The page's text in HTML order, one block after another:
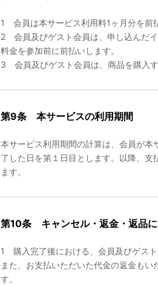
1 会員は本サービス利用料1ヶ月分を前
2 会員及びゲスト会員は、申し込んだ
料金を参加前に前払いします。
3 会員及びゲスト会員は、商品を購入
第9条 本サービスの利用期間
本サービス利用期間の計算は、会員が
了した日を第１日目とします。以降、
ます。
第10条 キャンセル・返金・返品
1 購入完了後における、会員及びゲスト
また、お支払いただいた代金の返金も
す。